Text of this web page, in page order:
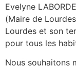
Evelyne
(Maire de
Lourdes et son
pour tous les
Nous souhaitons